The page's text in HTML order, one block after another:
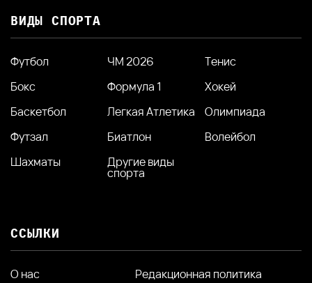
ВИДЫ СПОРТА
Футбол ЧМ 2026
Тенис
Бокс
Формула 1
Хокей
Баскетбол
Легкая Атлетика
Олимпиада
Футзал
Биатлон
Волейбол
Шахматы
Другие виды
спорта
ССЫЛКИ
О нас
Редакционная политика